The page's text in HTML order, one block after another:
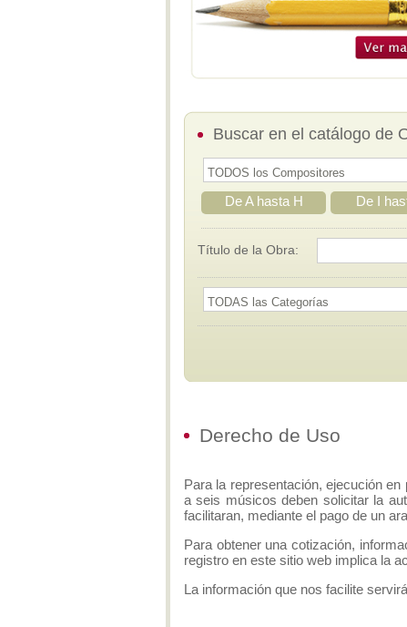
Buscar en el catálogo de
De A hasta H De I
Título de la Obra:
Derecho de Uso
Para la representación, ejecución
a seis músicos deben solicitar la
facilitaran, mediante el pago de un
Para obtener una cotización,
registro en este sitio web implica la
La información que nos facilite